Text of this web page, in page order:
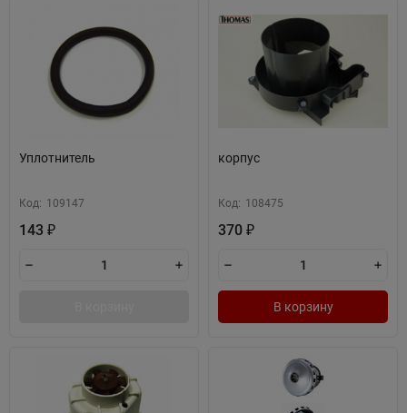
Уплотнитель
Код: 109147
143 ₽
корпус
Код: 108475
370 ₽
В корзину